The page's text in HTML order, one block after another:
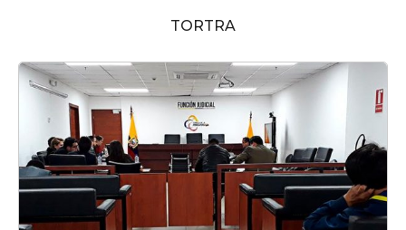
TORTRA